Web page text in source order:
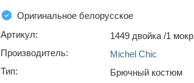
Оригинальное белорусское
Артикул:
1449 двойка /1
Производитель:
Michel Chic
Тип:
Брючный костюм